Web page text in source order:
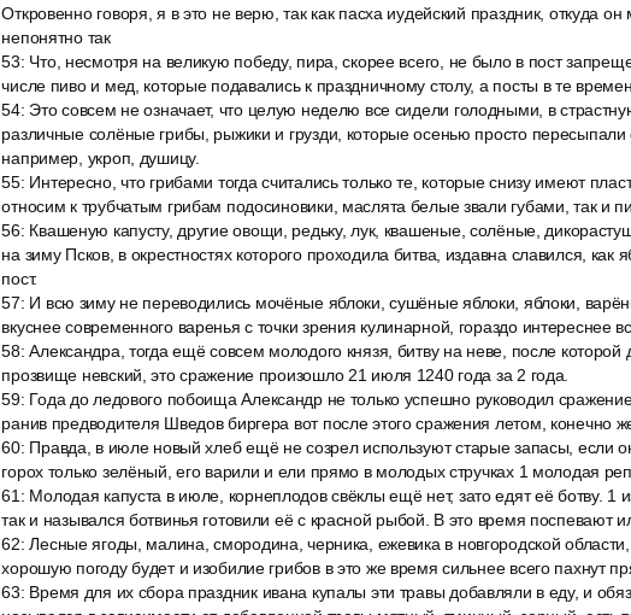
Откровенно говоря, я в это не верю, так как пасха иудейский праздник, откуда
непонятно так
53: Что, несмотря на великую победу, пира, скорее всего, не было в пост
числе пиво и мед, которые подавались к праздничному столу, а посты в те
54: Это совсем не означает, что целую неделю все сидели голодными, в
различные солёные грибы, рыжики и грузди, которые осенью просто
например, укроп, душицу.
55: Интересно, что грибами тогда считались только те, которые снизу имеют
относим к трубчатым грибам подосиновики, маслята белые звали губами, так и
56: Квашеную капусту, другие овощи, редьку, лук, квашеные, солёные,
на зиму Псков, в окрестностях которого проходила битва, издавна славился,
пост.
57: И всю зиму не переводились мочёные яблоки, сушёные яблоки, яблоки,
вкуснее современного варенья с точки зрения кулинарной, гораздо интереснее
58:Александра, тогда ещё совсем молодого князя, битву на неве, после
прозвище невский, это сражение произошло 21 июля 1240 года за 2 года.
59: Года до ледового побоища Александр не только успешно руководил
ранив предводителя Шведов биргера вот после этого сражения летом, конечно
60: Правда, в июле новый хлеб ещё не созрел используют старые запасы, если
горох только зелёный, его варили и ели прямо в молодых стручках 1 молодая
61 : Молодая капуста в июле, корнеплодов свёклы ещё нет, зато едят её ботву. 1
так и назывался ботвинья готовили её с красной рыбой. В это время поспевают
62:Лесные ягоды, малина, смородина, черника, ежевика в новгородской
хорошую погоду будет и изобилие грибов в это же время сильнее всего пахнут
63: Время для их сбора праздник ивана купалы эти травы добавляли в еду, и